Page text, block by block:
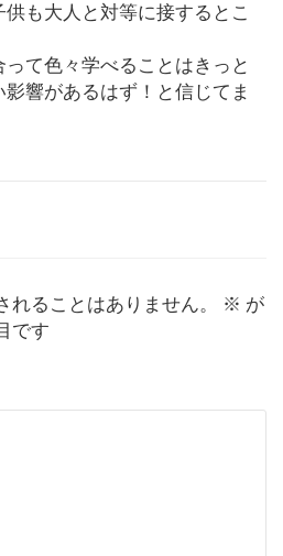
供も大人と対等に接するとこ
って色々学べることはきっと
響があるはず！と信じてま
ることはありません。 ※ が
です